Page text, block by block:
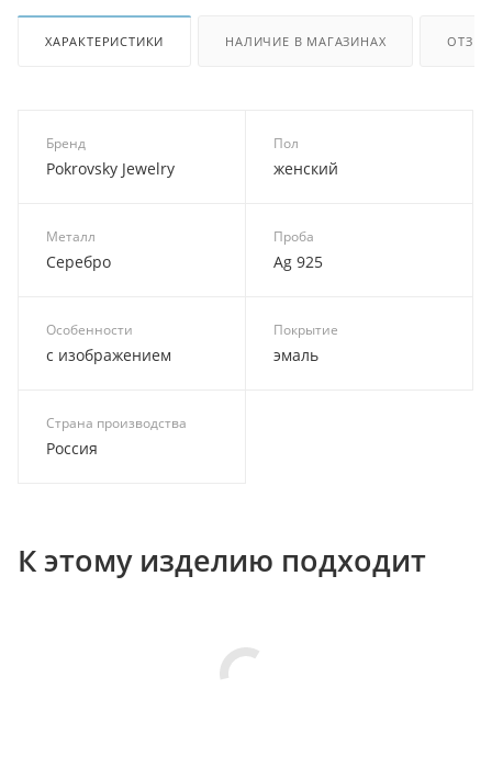
ХАРАКТЕРИСТИКИ НАЛИЧИЕ В МАГАЗИНАХ
Бренд
Pokrovsky Jewelry
Пол
женский
Металл
Серебро
Проба
Ag 925
Особенности
с изображением
Покрытие
эмаль
Страна производства
Россия
К этому изделию подходит